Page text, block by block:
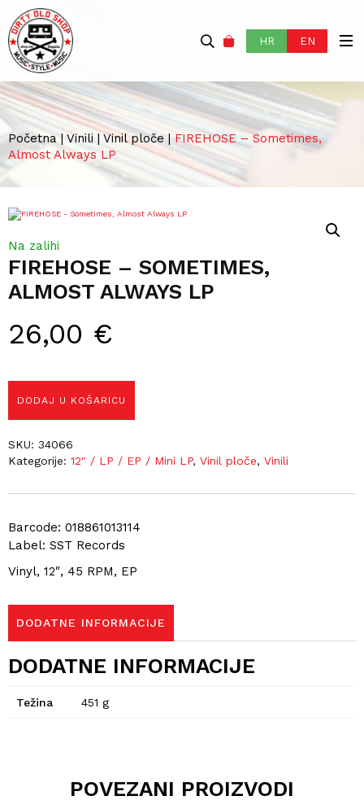
HR EN
Početna | Vinili | Vinil ploče|FIREHOSE – Sometimes,
Almost Always LP
FIREHOSE – SOMETIMES,
ALMOST ALWAYS LP
26,00 €
Barcode: 018861013114
Label: SST Records
Vinyl, 12″, 45 RPM, EP
Na zalihi
DODAJ U KOŠARICU
SKU: 34066
Kategorije: 12" / LP / EP / Mini LP, Vinil ploče, Vinili
DODATNE INFORMACIJE
DODATNE INFORMACIJE
Težina 451 g
POVEZANI PROIZVODI